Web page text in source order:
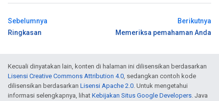
Sebelumnya
Ringkasan
Berikutnya
Memeriksa pemahaman Anda
Kecuali dinyatakan lain, konten di halaman ini dilisensikan berdasarkan
Lisensi Creative Commons Attribution 4.0, sedangkan contoh kode
dilisensikan berdasarkan Lisensi Apache 2.0. Untuk mengetahui
informasi selengkapnya, lihat Kebijakan Situs Google Developers. Java